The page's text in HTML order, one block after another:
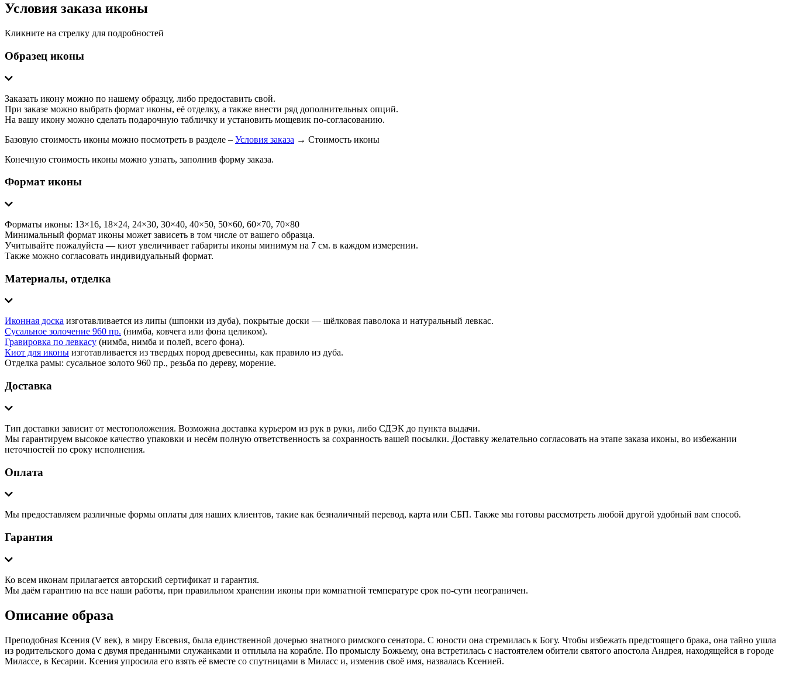
Условия заказа иконы
Кликните на стрелку для подробностей
Образец иконы
Заказать икону можно по нашему образцу, либо предоставить свой.
При заказе можно выбрать формат иконы, её отделку, а также внести ряд дополнительных опций.
На вашу икону можно сделать подарочную табличку и установить мощевик по-согласованию.
Базовую стоимость иконы можно посмотреть в разделе – Условия заказа → Стоимость иконы
Конечную стоимость иконы можно узнать, заполнив форму заказа.
Формат иконы
Форматы иконы: 13×16, 18×24, 24×30, 30×40, 40×50, 50×60, 60×70, 70×80
Минимальный формат иконы может зависеть в том числе от вашего образца.
Учитывайте пожалуйста — киот увеличивает габариты иконы минимум на 7 см. в каждом измерении.
Также можно согласовать индивидуальный формат.
Материалы, отделка
Иконная доска изготавливается из липы (шпонки из дуба), покрытые доски — шёлковая паволока и натуральный левкас.
Сусальное золочение 960 пр. (нимба, ковчега или фона целиком).
Гравировка по левкасу (нимба, нимба и полей, всего фона).
Киот для иконы изготавливается из твердых пород древесины, как правило из дуба.
Отделка рамы: сусальное золото 960 пр., резьба по дереву, морение.
Доставка
Тип доставки зависит от местоположения. Возможна доставка курьером из рук в руки, либо СДЭК до пункта выдачи.
Мы гарантируем высокое качество упаковки и несём полную ответственность за сохранность вашей посылки. Доставку желательно согласовать на этапе заказа иконы, во избежании
неточностей по сроку исполнения.
Оплата
Мы предоставляем различные формы оплаты для наших клиентов, такие как безналичный перевод, карта или СБП. Также мы готовы рассмотреть любой другой удобный вам способ.
Гарантия
Ко всем иконам прилагается авторский сертификат и гарантия.
Мы даём гарантию на все наши работы, при правильном хранении иконы при комнатной температуре срок по-сути неограничен.
Описание образа
Преподобная Ксения (V век), в миру Евсевия, была единственной дочерью знатного римского сенатора. С юности она стремилась к Богу. Чтобы избежать предстоящего брака, она тайно ушла
из родительского дома с двумя преданными служанками и отплыла на корабле. По промыслу Божьему, она встретилась с настоятелем обители святого апостола Андрея, находящейся в городе
Милассе, в Кесарии. Ксения упросила его взять её вместе со спутницами в Миласс и, изменив своё имя, назвалась Ксенией.